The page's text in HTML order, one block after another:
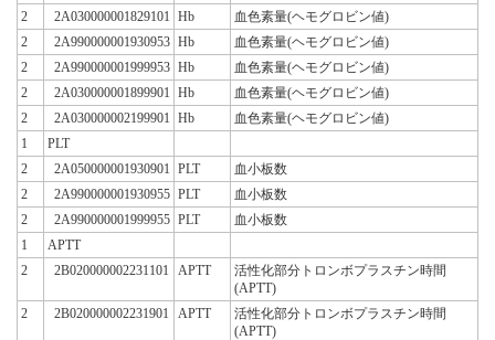
2
2A030000001829101 Hb
血色素量(ヘモグロビン値)
2
2A990000001930953 Hb
血色素量(ヘモグロビン値)
2
2A990000001999953 Hb
血色素量(ヘモグロビン値)
2
2A030000001899901 Hb
血色素量(ヘモグロビン値)
2
2A030000002199901 Hb
血色素量(ヘモグロビン値)
1
PLT
2
2A050000001930901 PLT
血小板数
2
2A990000001930955 PLT
血小板数
2
2A990000001999955 PLT
血小板数
1
APTT
2
2B020000002231101 APTT
活性化部分トロンボプラスチン時間
(APTT)
2
2B020000002231901 APTT
活性化部分トロンボプラスチン時間
(APTT)